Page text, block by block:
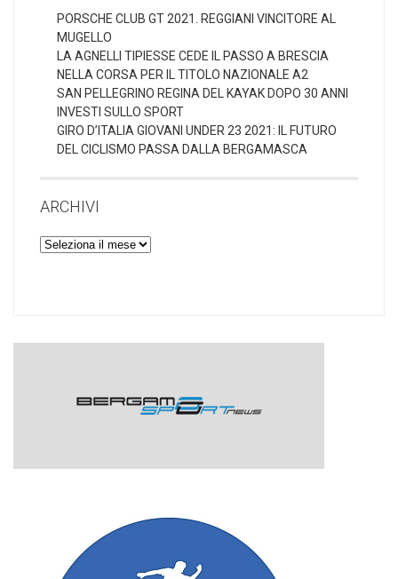
PORSCHE CLUB GT 2021. REGGIANI VINCITORE AL
MUGELLO
LA AGNELLI TIPIESSE CEDE IL PASSO A BRESCIA
NELLA CORSA PER IL TITOLO NAZIONALE A2
SAN PELLEGRINO REGINA DEL KAYAK DOPO 30 ANNI
INVESTI SULLO SPORT
GIRO D’ITALIA GIOVANI UNDER 23 2021: IL FUTURO
DEL CICLISMO PASSA DALLA BERGAMASCA
ARCHIVI
Archivi